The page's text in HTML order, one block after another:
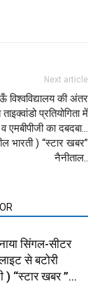
Next article
विश्वविद्यालय की अंतर
ताइक्वांडो प्रतियोगिता में
एमबीपीजी का दबदबा…
भारती ) “स्टार खबर”
नैनीताल..
सिंगल-सीटर
से बटोरी
) “स्टार खबर ”...